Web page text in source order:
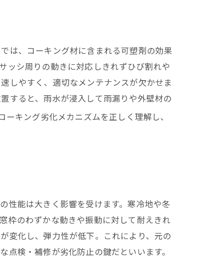
は、コーキング材に含まれる可塑剤の効果
ッシ周りの動きに対応しきれずひび割れや
しやすく、適切なメンテナンスが欠かせま
すると、雨水が浸入して雨漏りや外壁材の
ーキング劣化メカニズムを正しく理解し、
性能は大きく影響を受けます。寒冷地や冬
枠のわずかな動きや振動に対して耐えきれ
変化し、弾力性が低下。これにより、元の
検・補修が劣化防止の鍵だといいます。